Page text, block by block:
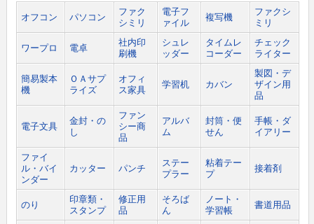
オフマガニュース
メーカー発信ニュースリリース
文具動画紹介
文具ミニミニ歴史館
業界情報リンク集
メーカー
小売店
オフィスマガジン社について
新聞購読申し込み
広告掲載について
オフコン パソコン
ファク
シミリ
電子フ
ァイル
複写機
ファクシ
ミリ
ワープロ 電卓
社内印
刷機
シュレ
ッダー
タイムレ
コーダー
チェック
ライター
簡易製本
機
ＯＡサプ
ライズ
オフィ
ス家具
学習机 カバン
製図・デ
ザイン用
品
電子文具
金封・の
し
ファン
シー商
品
アルバ
ム
封筒・便
せん
手帳・ダ
イアリー
ファイ
ル・バイ
ンダー
カッター パンチ
ステー
プラー
粘着テー
プ
接着剤
のり
印章類・
スタンプ
修正用
品
そろば
ん
ノート・
学習帳
書道用品